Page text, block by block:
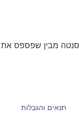
מחנה האלמוגים - פרק 12 06:00 - 06:23 סנטה מבין שפספס את
תנאים והגבלות